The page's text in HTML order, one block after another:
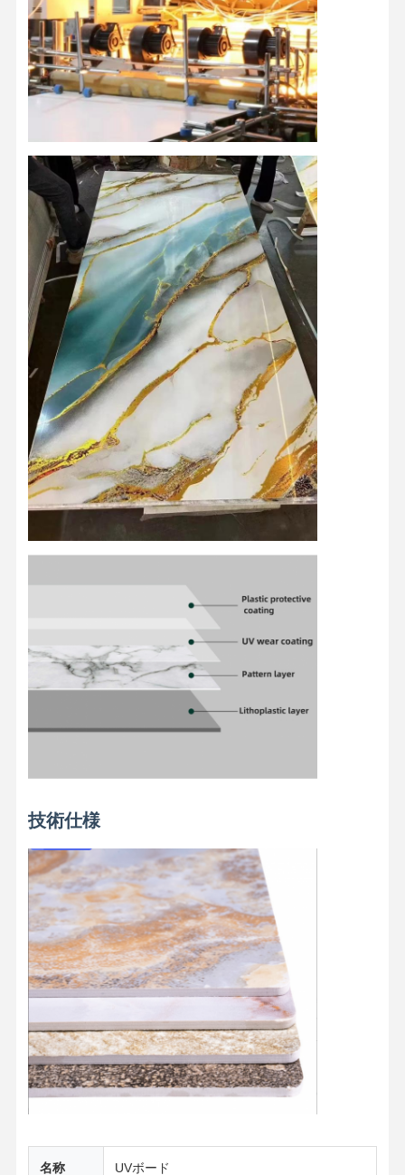
ホーム 製品 ビデオ 企業情報
会社案内 お問い合わせ ニュース
今雑談しなさ
い
3D壁パネル
竹繊維壁パネル
音響の壁パネル
ポーセリンウォールパネル
SPCウォールパネル
UVウォールパネル
技術仕様
名称 UVボード